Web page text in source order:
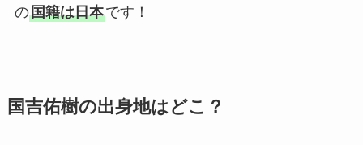
の国籍は日本です！
国吉佑樹の出身地はどこ？